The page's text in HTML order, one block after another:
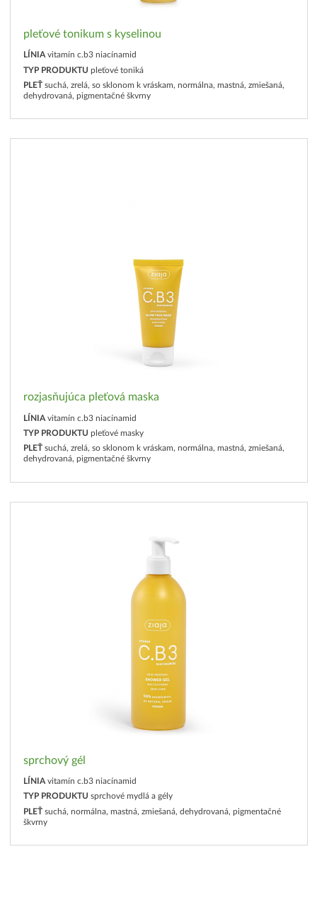
pleťové tonikum s kyselinou
LÍNIA vitamín c.b3 niacínamid
TYP PRODUKTU pleťové toniká
PLEŤ suchá, zrelá, so sklonom k vráskam, normálna, mastná, zmiešaná,
dehydrovaná, pigmentačné škvrny
rozjasňujúca pleťová maska
LÍNIA vitamín c.b3 niacínamid
TYP PRODUKTU pleťové masky
PLEŤ suchá, zrelá, so sklonom k vráskam, normálna, mastná, zmiešaná,
dehydrovaná, pigmentačné škvrny
sprchový gél
LÍNIA vitamín c.b3 niacínamid
TYP PRODUKTU sprchové mydlá a gély
PLEŤ suchá, normálna, mastná, zmiešaná, dehydrovaná, pigmentačné
škvrny